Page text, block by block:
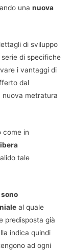
una nuova
di sviluppo
serie di specifiche
i vantaggi di
dal
nuova metratura
come in
tale
al quale
predisposta già
indica quindi
ad ogni